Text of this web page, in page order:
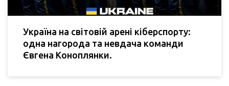
Україна на світовій арені кіберспорту:
одна нагорода та невдача команди
Євгена Коноплянки.